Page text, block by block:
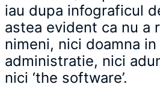
iau dupa infograficul
astea evident ca nu a
nimeni, nici doamna
administratie, nici
nici ‘the software’.